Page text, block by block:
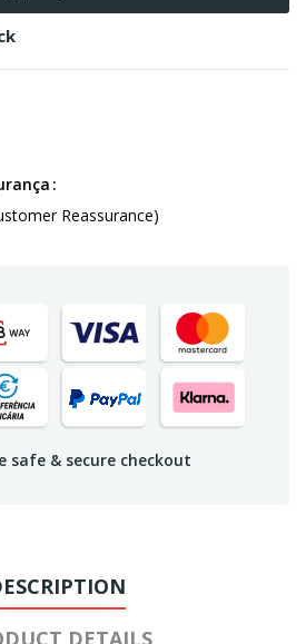
Reassurance)
safe & secure checkout